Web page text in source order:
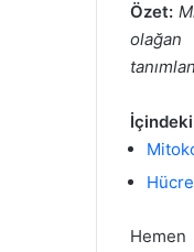
Özet:
olağan